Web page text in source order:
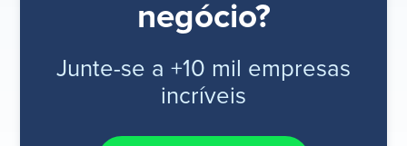
negócio?
Junte-se a +10 mil empresas
incríveis